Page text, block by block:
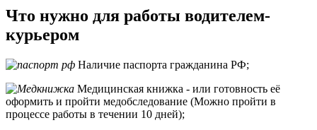
Что нужно для работы водителем-
курьером
Наличие паспорта гражданина РФ;
Медицинская книжка - или готовность её
оформить и пройти медобследование (Можно пройти в
процессе работы в течении 10 дней);